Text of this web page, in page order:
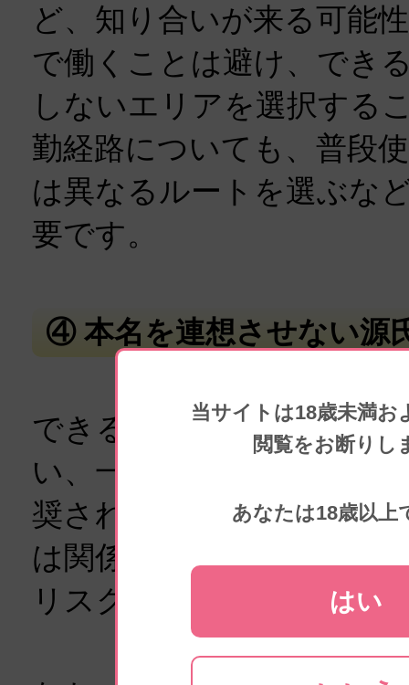
ど、知り合いが来る可能
で働くことは避け、でき
しないエリアを選択する
勤経路についても、普段
は異なるルートを選ぶな
要です。
④ 本名を連想させない源
できるだけ本人の特徴や
い、一般的で覚えやすい
奨されます。できるだけ
は関係のない名前を選ぶ
リスクを下げることがで
当サイトは18歳未満お
閲覧をお断りし
あなたは18歳以上
はい